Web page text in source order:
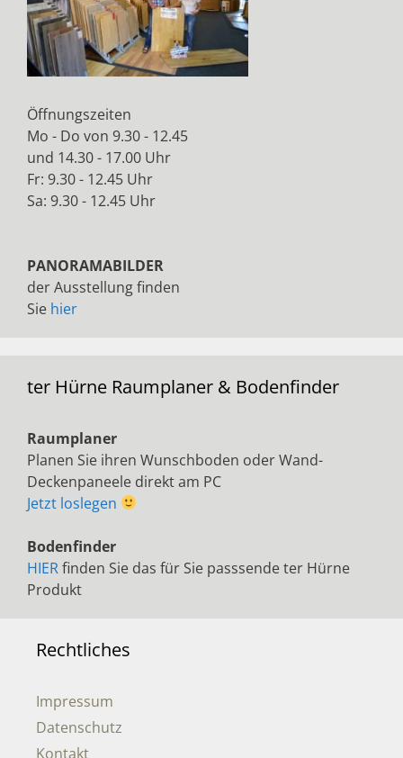
Öffnungszeiten
Mo - Do von 9.30 - 12.45
und 14.30 - 17.00 Uhr
Fr: 9.30 - 12.45 Uhr
Sa: 9.30 - 12.45 Uhr
PANORAMABILDER
der Ausstellung finden
Sie hier
ter Hürne Raumplaner & Bodenfinder
Raumplaner
Planen Sie ihren Wunschboden oder Wand-
Deckenpaneele direkt am PC
Jetzt loslegen
Bodenfinder
HIERfinden Sie das für Sie passsende ter Hürne
Produkt
Rechtliches
Impressum
Datenschutz
Kontakt